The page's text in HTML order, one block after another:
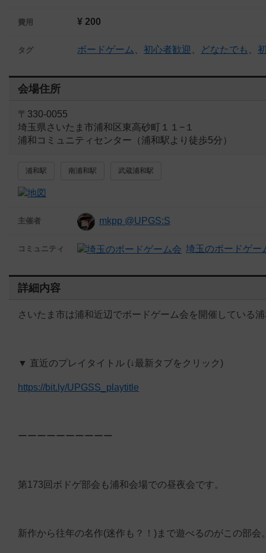
費用 ¥ 200
タグ ボードゲーム 初心者歓迎 どなたでも
会場住所
〒330-0055
埼玉県さいたま市浦和区東高砂町１１−１
浦和コミュニティセンター（浦和駅より徒歩5分）
浦和駅 南浦和駅 武蔵浦和駅
主催者 mkpp @UPGS:S
コミュニティ 埼玉のボードゲー
詳細内容
さいたま市は浦和近辺でボードゲーム会を開催している
▼ 直近のプレイタイトル (↓最新タブをクリック)
https://bit.ly/UPGSS_playtitle
ーーーーーーーーーー
第173回ボドゲ部会も浦和会場での昼夜会です。
新作から往年の名作(迷作も？！)まで遊べるのがこの部